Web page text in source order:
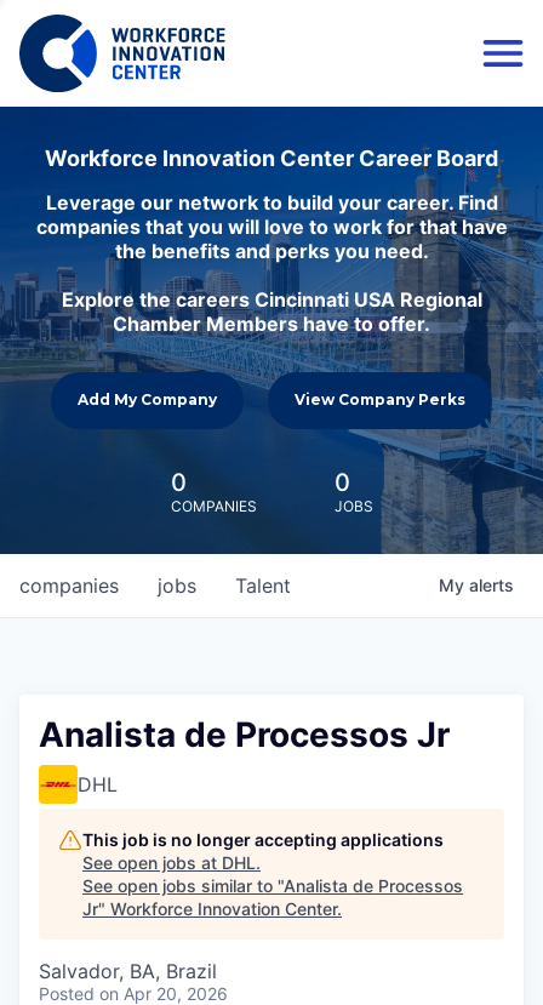
Workforce Innovation Center Career Board
Leverage our network to build your career. Find
companies that you will love to work for that have
the benefits and perks you need.
Explore the careers Cincinnati USA Regional
Chamber Members have to offer.
Add My Company View Company Perks
0
COMPANIES
0
JOBS
jobs
companies Talent My alerts
Analista de Processos Jr
DHL
This job is no longer accepting applications
See open jobs at DHL.
See open jobs similar to "Analista de Processos
Jr" Workforce Innovation Center.
Salvador, BA, Brazil
Posted on Apr 20, 2026